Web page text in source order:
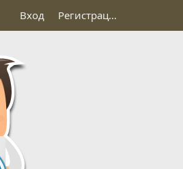
Вход Регистрация